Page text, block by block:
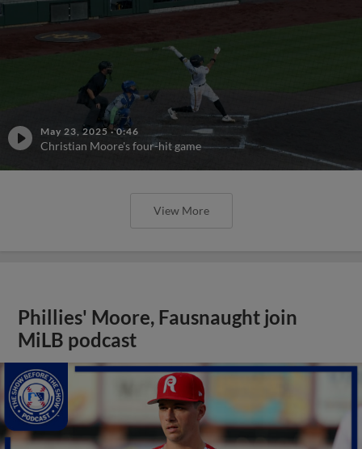
May 23, 2025 ·0:46
Christian Moore's four-hit game
View More
Phillies' Moore, Fausnaught join
MiLB podcast